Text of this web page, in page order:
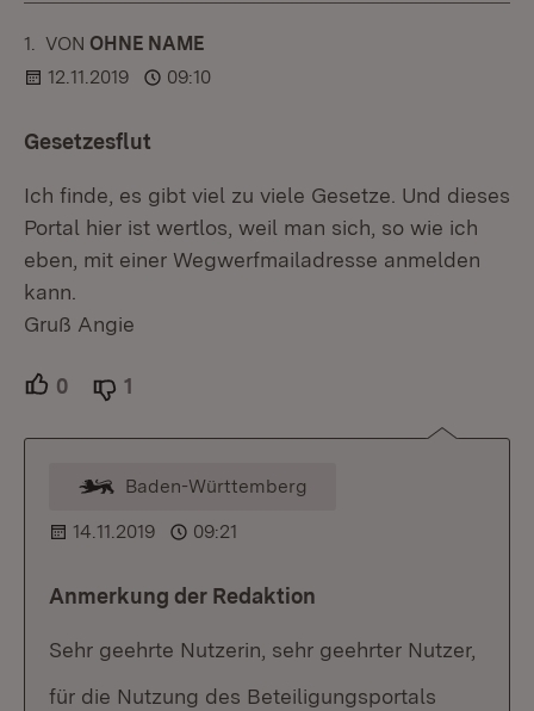
1. KOMMENTAR
VON :OHNE NAME
12.11.2019
09:10
Gesetzesflut
Ich finde, es gibt viel zu viele Gesetze. Und dieses
Portal hier ist wertlos, weil man sich, so wie ich
eben, mit einer Wegwerfmailadresse anmelden
kann.
Gruß Angie
0 Unterstützer.
1
Kommentar vom Moderator
Baden-Württemberg
14.11.2019 09:21
Anmerkung der Redaktion
Sehr geehrte Nutzerin, sehr geehrter Nutzer,
für die Nutzung des Beteiligungsportals